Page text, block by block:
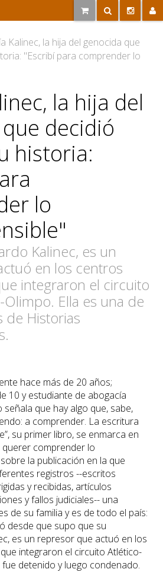
Kalinec, la hija del genocida que
"Escribí para comprender lo
la hija del
decidió
historia:
lo
Kalinec, es un
en los centros
integraron el circuito
Ella es una de
de Historias
hace más de 20 años;
10 y estudiante de abogacía
que hay algo que, sabe,
a comprender. La escritura
su primer libro, se enmarca en
querer comprender lo
la publicación en la que
registros --escritos
y recibidas, artículos
y fallos judiciales-- una
de su familia y es de todo el país:
desde que supo que su
es un represor que actuó en los
integraron el circuito Atlético-
detenido y luego condenado.